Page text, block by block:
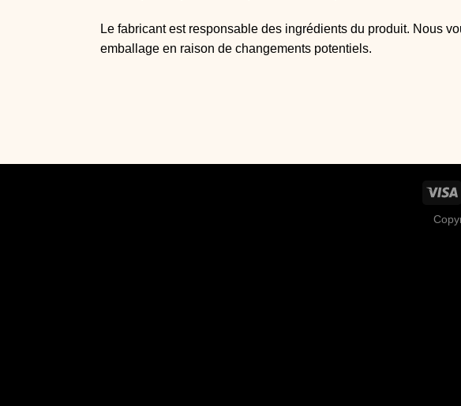
Le fabricant est responsable des ingrédients du produit. Nous
emballage en raison de changements potentiels.